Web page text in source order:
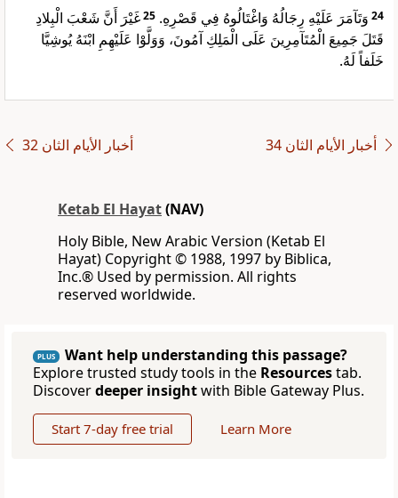
24 وَتَآمَرَ عَلَيْهِ رِجَالُهُ وَاغْتَالُوهُ فِي قَصْرِهِ. 25غَيْرَ أَنَّ شَعْبَ الْبِلادِ
قَتَلَ جَمِيعَ الْمُتَآمِرِينَ عَلَى الْمَلِكِ آمُونَ، وَوَلَّوْا عَلَيْهِمِ ابْنَهُ يُوشِيَّا
خَلَفاً لَهُ.
ﺃﺧﺒﺎﺭ ﺍﻷﻳﺎﻡ ﺍﻟﺜﺎﻥ 32 ﺃﺧﺒﺎﺭ ﺍﻷﻳﺎﻡ ﺍﻟﺜﺎﻥ 34
Ketab El Hayat(NAV)
Holy Bible, New Arabic Version (Ketab El
Hayat) Copyright © 1988, 1997 by Biblica,
Inc.® Used by permission. All rights
reserved worldwide.
PLUS
Want help understanding this passage?
Explore trusted study tools in the Resourcestab.
Discoverdeeper insightwith Bible Gateway Plus.
Start 7-day free trial Learn More